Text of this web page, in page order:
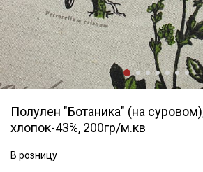
Полулен "Ботаника" (на
хлопок-43%, 200гр/м.кв
В розницу